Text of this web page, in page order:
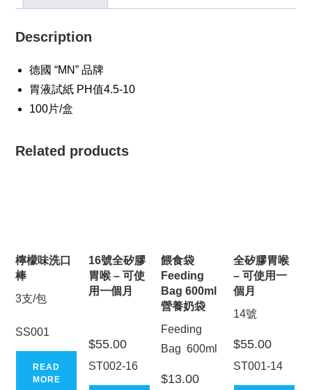
Description
德國 “MN” 品牌
胃液試紙 PH值4.5-10
100片/盒
Related products
檸檬味洗口
棒
3支/包
SS001
READ
MORE
16號全矽膠
胃喉 – 可使
用一個月
$55.00
ST002-16
餵食袋
Feeding
Bag 600ml
營養奶袋
Feeding
Bag 600ml
$13.00
全矽膠胃喉
– 可使用一
個月
14號
$55.00
ST001-14